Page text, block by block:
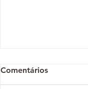
Comentários